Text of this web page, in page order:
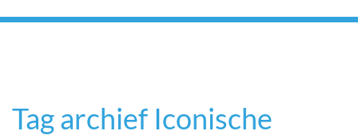
Tag archief Iconische